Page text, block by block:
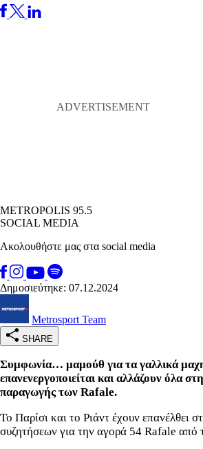
METROPOLIS 95.5
SOCIAL MEDIA
Ακολουθήστε μας στα social media
Δημοσιεύτηκε: 07.12.2024
Metrosport Team
SHARE
Συμφωνία… μαμούθ για τα γαλλικά
επανενεργοποιείται και αλλάζουν όλα
παραγωγής των Rafale.
To Παρίσι και το Ριάντ έχουν επανέλθει
συζητήσεων για την αγορά 54 Rafale από